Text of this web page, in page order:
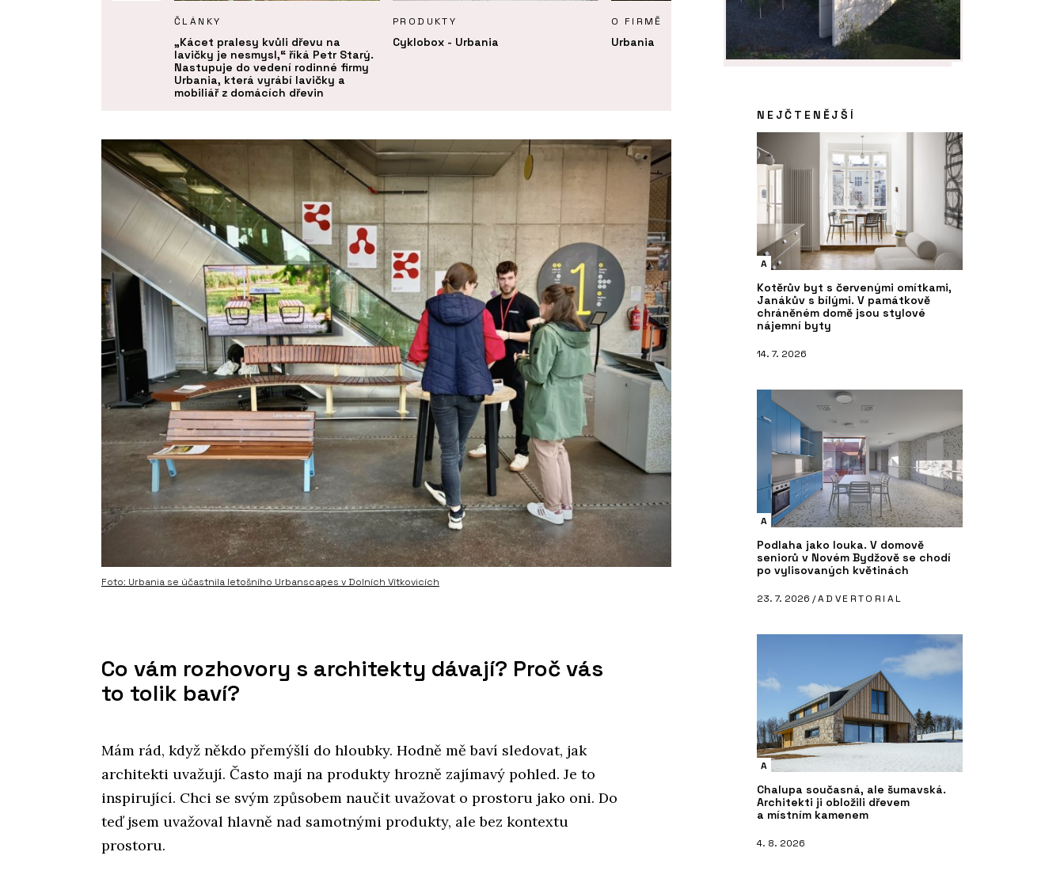
ČLÁNKY
„Kácet pralesy kvůli dřevu na
lavičky je nesmysl,“ říká Petr Starý.
Nastupuje do vedení rodinné firmy
Urbania, která vyrábí lavičky a
mobiliář z domácích dřevin
PRODUKTY
Cyklobox - Urbania
O FIRMĚ
Urbania
PRODUKTY
Koš Tubo - Urbania
Foto: Urbania se účastnila letošního Urbanscapes v Dolních Vítkovicích
Co vám rozhovory s architekty dávají? Proč vás
to tolik baví?
Mám rád, když někdo přemýšlí do hloubky. Hodně mě baví sledovat, jak
architekti uvažují. Často mají na produkty hrozně zajímavý pohled. Je to
inspirující. Chci se svým způsobem naučit uvažovat o prostoru jako oni. Do
teď jsem uvažoval hlavně nad samotnými produkty, ale bez kontextu
prostoru.
NEJČTENĚJŠÍ
A
Kotěrův byt s červenými omítkami,
Janákův s bílými. V památkově
chráněném domě jsou stylové
nájemní byty
14. 7. 2026
A
Podlaha jako louka. V domově
seniorů v Novém Bydžově se chodí
po vylisovaných květinách
23. 7. 2026 /ADVERTORIAL
A
Chalupa současná, ale šumavská.
Architekti ji obložili dřevem
a místním kamenem
4. 8. 2026